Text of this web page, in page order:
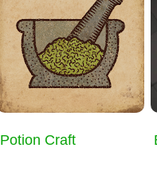
Potion Craft